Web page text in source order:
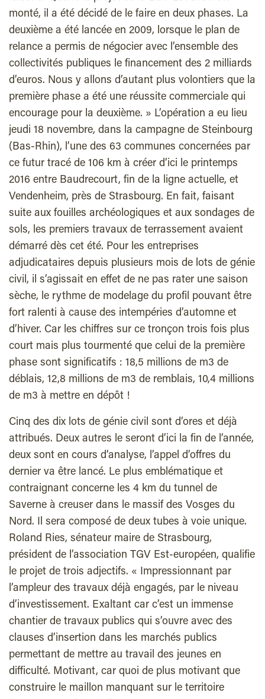
monté, il a été décidé de le faire en deux phases. La
deuxième a été lancée en 2009, lorsque le plan de
relance a permis de négocier avec l’ensemble des
collectivités publiques le financement des 2 milliards
d’euros. Nous y allons d’autant plus volontiers que la
première phase a été une réussite commerciale qui
encourage pour la deuxième. » L’opération a eu lieu
jeudi 18 novembre, dans la campagne de Steinbourg
(Bas-Rhin), l’une des 63 communes concernées par
ce futur tracé de 106 km à créer d’ici le printemps
2016 entre Baudrecourt, fin de la ligne actuelle, et
Vendenheim, près de Strasbourg. En fait, faisant
suite aux fouilles archéologiques et aux sondages de
sols, les premiers travaux de terrassement avaient
démarré dès cet été. Pour les entreprises
adjudicataires depuis plusieurs mois de lots de génie
civil, il s’agissait en effet de ne pas rater une saison
sèche, le rythme de modelage du profil pouvant être
fort ralenti à cause des intempéries d’automne et
d’hiver. Car les chiffres sur ce tronçon trois fois plus
court mais plus tourmenté que celui de la première
phase sont significatifs : 18,5 millions de m3 de
déblais, 12,8 millions de m3 de remblais, 10,4 millions
de m3 à mettre en dépôt !
Cinq des dix lots de génie civil sont d’ores et déjà
attribués. Deux autres le seront d’ici la fin de l’année,
deux sont en cours d’analyse, l’appel d’offres du
dernier va être lancé. Le plus emblématique et
contraignant concerne les 4 km du tunnel de
Saverne à creuser dans le massif des Vosges du
Nord. Il sera composé de deux tubes à voie unique.
Roland Ries, sénateur maire de Strasbourg,
président de l’association TGV Est-européen, qualifie
le projet de trois adjectifs. « Impressionnant par
l’ampleur des travaux déjà engagés, par le niveau
d’investissement. Exaltant car c’est un immense
chantier de travaux publics qui s’ouvre avec des
clauses d’insertion dans les marchés publics
permettant de mettre au travail des jeunes en
difficulté. Motivant, car quoi de plus motivant que
construire le maillon manquant sur le territoire